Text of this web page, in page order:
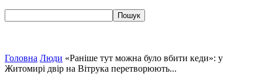
Головна Люди «Раніше тут можна було вбити кеди»: у
Житомирі двір на Вітрука перетворюють...